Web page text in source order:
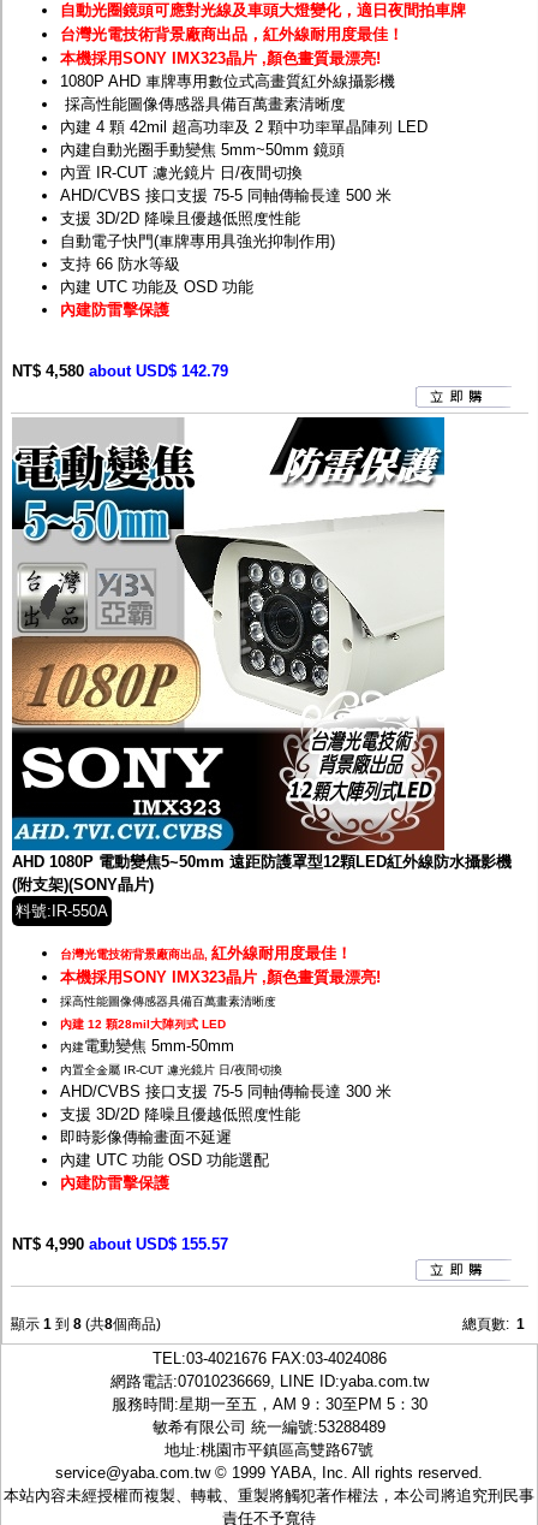
自動光圈鏡頭可應對光線及車頭大燈變化，適日夜間拍車牌
台灣光電技術背景廠商出品，紅外線耐用度最佳！
本機採用SONY IMX323晶片 ,顏色畫質最漂亮!
1080P AHD 車牌專用數位式高畫質紅外線攝影機
採高性能圖像傳感器具備百萬畫素清晰度
內建 4 顆 42mil 超高功率及 2 顆中功率單晶陣列 LED
內建自動光圈手動變焦 5mm~50mm 鏡頭
內置 IR-CUT 濾光鏡片 日/夜間切換
AHD/CVBS 接口支援 75-5 同軸傳輸長達 500 米
支援 3D/2D 降噪且優越低照度性能
自動電子快門(車牌專用具強光抑制作用)
支持 66 防水等級
內建 UTC 功能及 OSD 功能
內建防雷擊保護
NT$ 4,580 about USD$ 142.79
AHD 1080P 電動變焦5~50mm 遠距防護罩型12顆LED紅外線防水攝影機
(附支架)(SONY晶片)
料號:IR-550A
台灣光電技術背景廠商出品, 紅外線耐用度最佳！
本機採用SONY IMX323晶片 ,顏色畫質最漂亮!
採高性能圖像傳感器具備百萬畫素清晰度
內建 12 顆28mil大陣列式 LED
內建電動變焦 5mm-50mm
內置全金屬 IR-CUT 濾光鏡片 日/夜間切換
AHD/CVBS 接口支援 75-5 同軸傳輸長達 300 米
支援 3D/2D 降噪且優越低照度性能
即時影像傳輸畫面不延遲
內建 UTC 功能 OSD 功能選配
內建防雷擊保護
NT$ 4,990 about USD$ 155.57
顯示 1 到 8 (共8個商品) 總頁數: 1
TEL:03-4021676FAX:03-4024086
網路電話:07010236669, LINE ID:yaba.com.tw
服務時間:星期一至五，AM 9：30至PM 5：30
敏希有限公司 統一編號:53288489
地址:桃園市平鎮區高雙路67號
service@yaba.com.tw© 1999 YABA, Inc. All rights reserved.
本站內容未經授權而複製、轉載、重製將觸犯著作權法，本公司將追究刑民事
責任不予寬待